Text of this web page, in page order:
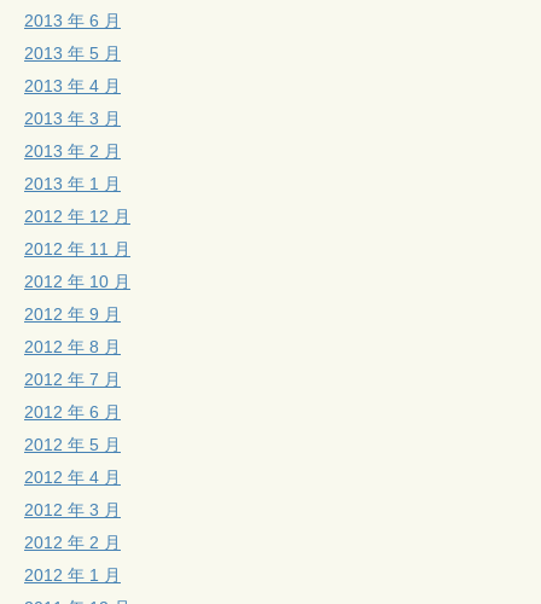
2013 年 6 月
2013 年 5 月
2013 年 4 月
2013 年 3 月
2013 年 2 月
2013 年 1 月
2012 年 12 月
2012 年 11 月
2012 年 10 月
2012 年 9 月
2012 年 8 月
2012 年 7 月
2012 年 6 月
2012 年 5 月
2012 年 4 月
2012 年 3 月
2012 年 2 月
2012 年 1 月